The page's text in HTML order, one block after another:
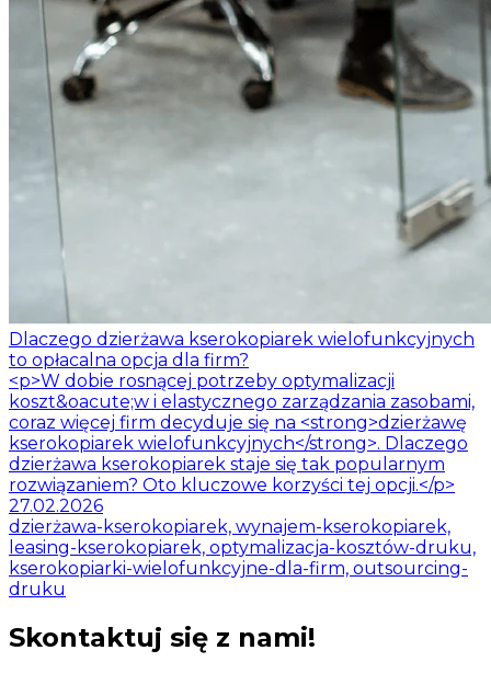
Dlaczego dzierżawa kserokopiarek wielofunkcyjnych
to opłacalna opcja dla firm?
<p>W dobie rosnącej potrzeby optymalizacji
koszt&oacute;w i elastycznego zarządzania zasobami,
coraz więcej firm decyduje się na <strong>dzierżawę
kserokopiarek wielofunkcyjnych</strong>. Dlaczego
dzierżawa kserokopiarek staje się tak popularnym
rozwiązaniem? Oto kluczowe korzyści tej opcji.</p>
27.02.2026
dzierżawa-kserokopiarek, wynajem-kserokopiarek,
leasing-kserokopiarek, optymalizacja-kosztów-druku,
kserokopiarki-wielofunkcyjne-dla-firm, outsourcing-
druku
Skontaktuj się z nami!